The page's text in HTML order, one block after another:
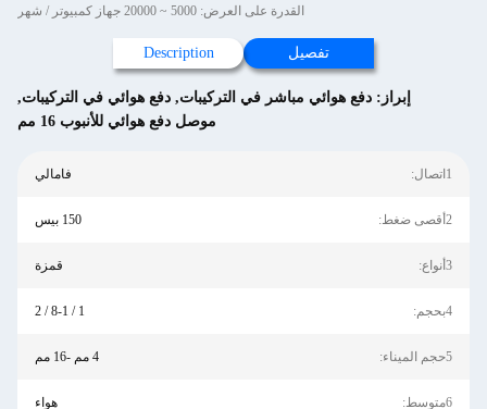
القدرة على العرض: 5000 ~ 20000 جهاز كمبيوتر / شهر
تفصيل Description
إبراز: دفع هوائي مباشر في التركيبات, دفع هوائي في التركيبات,
موصل دفع هوائي للأنبوب 16 مم
1اتصال: فامالي
2أقصى ضغط: 150 بيس
3أنواع: قمزة
4بحجم: 1 / 8-1 / 2
5حجم الميناء: 4 مم -16 مم
6متوسط: هواء